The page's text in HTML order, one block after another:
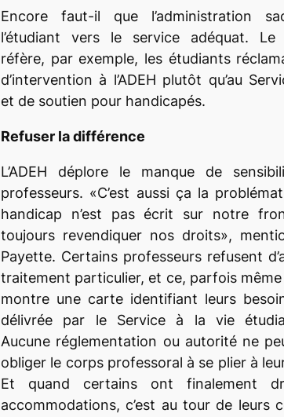
Encore faut-il que l’administration
l’étudiant vers le service adéquat. Le
réfère, par exemple, les étudiants
d’intervention à l’ADEH plutôt qu’au
et de soutien pour handicapés.
Refuser la différence
L’ADEH déplore le manque de
professeurs. «C’est aussi ça la
handicap n’est pas écrit sur notre
toujours revendiquer nos droits»,
Payette. Certains professeurs refusent
traitement particulier, et ce, parfois même
montre une carte identifiant leurs
délivrée par le Service à la vie
Aucune réglementation ou autorité ne
obliger le corps professoral à se plier à
Et quand certains ont finalement
accommodations, c’est au tour de leurs